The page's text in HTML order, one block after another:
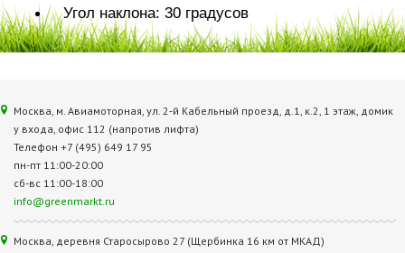
Угол наклона: 30 градусов
Москва, м. Авиамоторная, ул. 2‑й Кабельный проезд, д.1, к.2, 1 этаж, домик
у входа, офис 112 (напротив лифта)
Телефон +7 (495) 649 17 95
пн-пт 11:00-20:00
сб-вс 11:00-18:00
info@greenmarkt.ru
Москва, деревня Старосырово 27 (Щербинка 16 км от МКАД)